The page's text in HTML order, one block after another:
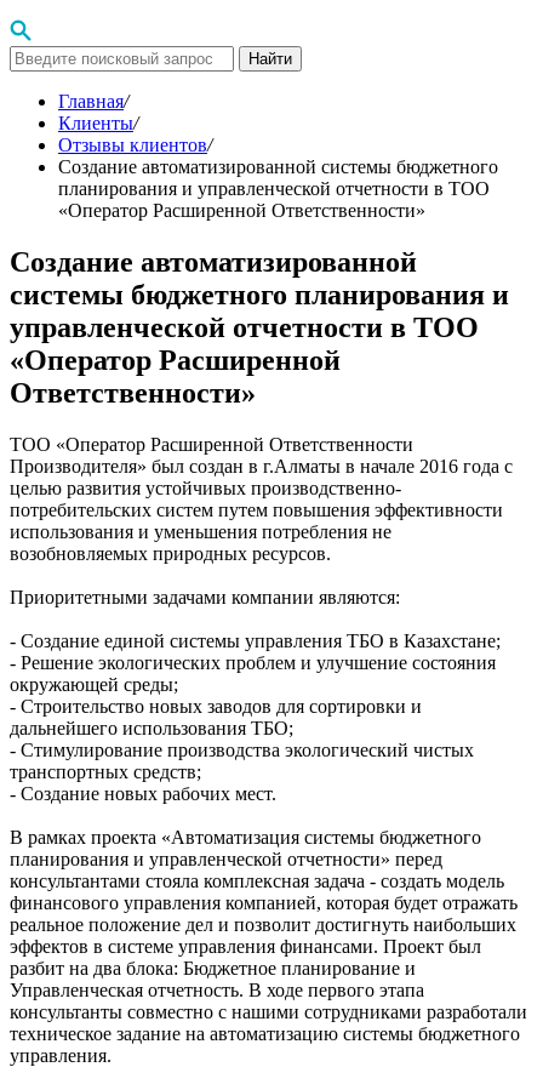
Найти
Главная/
Клиенты/
Отзывы клиентов/
Создание автоматизированной системы бюджетного
планирования и управленческой отчетности в ТОО
«Оператор Расширенной Ответственности»
Создание автоматизированной
системы бюджетного планирования и
управленческой отчетности в ТОО
«Оператор Расширенной
Ответственности»
ТОО «Оператор Расширенной Ответственности
Производителя» был создан в г.Алматы в начале 2016 года с
целью развития устойчивых производственно-
потребительских систем путем повышения эффективности
использования и уменьшения потребления не
возобновляемых природных ресурсов.
Приоритетными задачами компании являются:
- Создание единой системы управления ТБО в Казахстане;
- Решение экологических проблем и улучшение состояния
окружающей среды;
- Строительство новых заводов для сортировки и
дальнейшего использования ТБО;
- Стимулирование производства экологический чистых
транспортных средств;
- Создание новых рабочих мест.
В рамках проекта «Автоматизация системы бюджетного
планирования и управленческой отчетности» перед
консультантами стояла комплексная задача - создать модель
финансового управления компанией, которая будет отражать
реальное положение дел и позволит достигнуть наибольших
эффектов в системе управления финансами. Проект был
разбит на два блока: Бюджетное планирование и
Управленческая отчетность. В ходе первого этапа
консультанты совместно с нашими сотрудниками разработали
техническое задание на автоматизацию системы бюджетного
управления.